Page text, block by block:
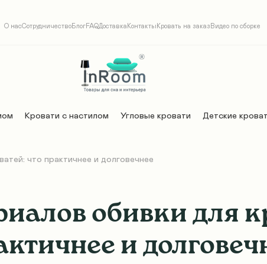
О насСотрудничествоБлогFAQДоставка Контакты Кровать на заказ Видео по сборке
Кровати с настилом Угловые кровати Детские
что практичнее и долговечнее
обивки для
и